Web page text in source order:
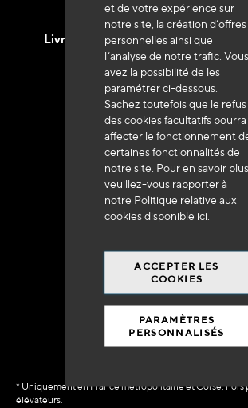
et de votre expérience sur
notre site, la création d’offres
personnelles ainsi que
l’analyse de notre trafic. Vous
avez la possibilité de les
paramétrer ci-dessous.
Sachez toutefois que le refus
des cookies facultatifs pourra
affecter le fonctionnement
certaines fonctionnalités de
notre site. Pour en savoir plus,
veuillez-vous rapporter à
notre Politique relative aux
cookies disponible ici
ACCEPTER LES
COOKIES
PARAMÈTRES
PERSONNALISÉS
Livraison en 48h à 72h en France
Franco de port
à 250 euros*
90% du catalogue
en disponibilité
immédiate
* Uniquement en France métropolitaine et Corse, hors
élévateurs.